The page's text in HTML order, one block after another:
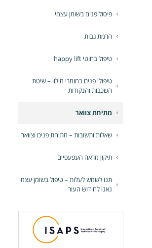
פיסול פנים בשומן עצמי
הרמת גבות
טיפול בחוטי happy lift
טיפולי פנים בחומרי מילוי – שיטת
השכבות והנקודות
מתיחת צוואר
שאלות ותשובות – מתיחת פנים וצוואר
תיקון מראה העפעפיים
תנו לשמש לעלות – טיפול בשומן עצמי
נאנו לחידוש העור